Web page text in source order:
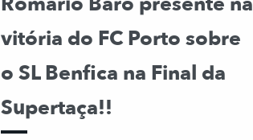
vitória do FC Porto sobre
o SL Benfica na Final da
Supertaça!!